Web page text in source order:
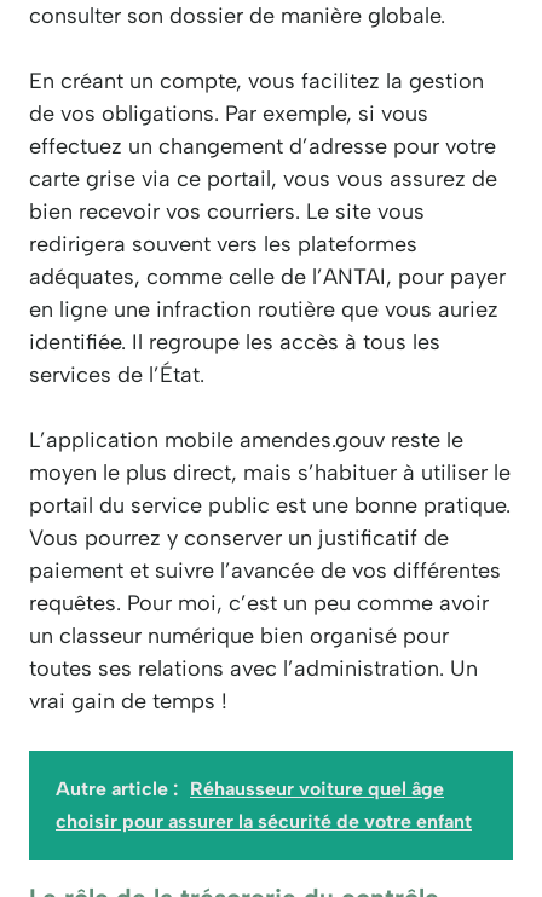
consulter son dossier de manière globale.
En créant un compte, vous facilitez la gestion
de vos obligations. Par exemple, si vous
effectuez un changement d’adresse pour votre
carte grise via ce portail, vous vous assurez de
bien recevoir vos courriers. Le site vous
redirigera souvent vers les plateformes
adéquates, comme celle de l’ANTAI, pour payer
en ligne une infraction routière que vous auriez
identifiée. Il regroupe les accès à tous les
services de l’État.
L’application mobile amendes.gouv reste le
moyen le plus direct, mais s’habituer à utiliser le
portail du service public est une bonne pratique.
Vous pourrez y conserver un justificatif de
paiement et suivre l’avancée de vos différentes
requêtes. Pour moi, c’est un peu comme avoir
un classeur numérique bien organisé pour
toutes ses relations avec l’administration. Un
vrai gain de temps !
Autre article : Réhausseur voiture quel âge
choisir pour assurer la sécurité de votre enfant